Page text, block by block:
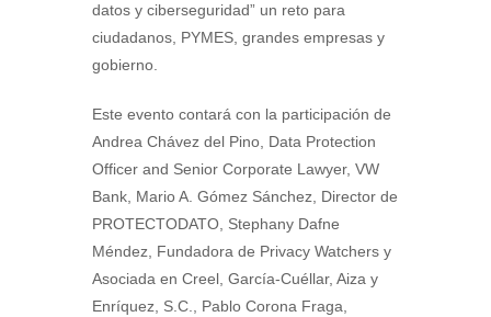
datos y ciberseguridad” un reto para
ciudadanos, PYMES, grandes empresas y
gobierno.
Este evento contará con la participación de
Andrea Chávez del Pino, Data Protection
Officer and Senior Corporate Lawyer, VW
Bank, Mario A. Gómez Sánchez, Director de
PROTECTODATO, Stephany Dafne
Méndez, Fundadora de Privacy Watchers y
Asociada en Creel, García-Cuéllar, Aiza y
Enríquez, S.C., Pablo Corona Fraga,